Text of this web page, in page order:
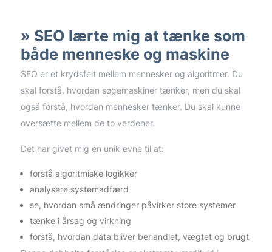
SEO lærte mig at tænke som
både menneske og maskine
SEO er et krydsfelt mellem mennesker og algoritmer. Du
skal forstå, hvordan søgemaskiner tænker, men du skal
også forstå, hvordan mennesker tænker. Du skal kunne
oversætte mellem de to verdener.
Det har givet mig en unik evne til at:
forstå algoritmiske logikker
analysere systemadfærd
se, hvordan små ændringer påvirker store systemer
tænke i årsag og virkning
forstå, hvordan data bliver behandlet, vægtet og brugt